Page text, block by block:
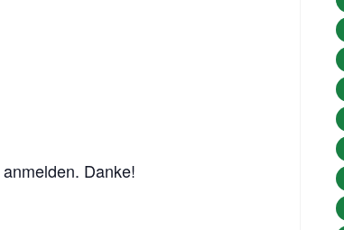
anmelden. Danke!